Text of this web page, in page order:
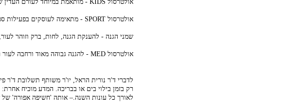
אולטרסול KIDS - מותאמת במיוחד לעורם העדין של ילדים, בריחות אהובים.
אולטרסול SPORT - מתאימה לעוסקים בפעילות ספורטיבית.
שמני הגנה - להענקת הגנה, לחות, ברק וזוהר
אולטרסול MED - להגנה גבוהה מאוד ורחבה לעור רגיש, עם רכיבים אקטיביים לסיוע בהרגעת העור.
לדברי ד'ר נורית הראל, יו'ר משותף תשלובת ד'ר
לאורך כל עונות השנה.– אותה 'חשיפה אפורה' של